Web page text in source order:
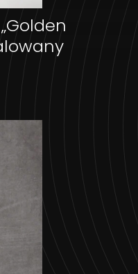
DODAJ DO KOSZYKA